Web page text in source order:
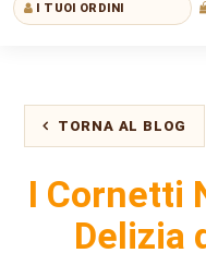
I TUOI ORDINI
TORNA AL BLOG
I Cornetti
Delizia